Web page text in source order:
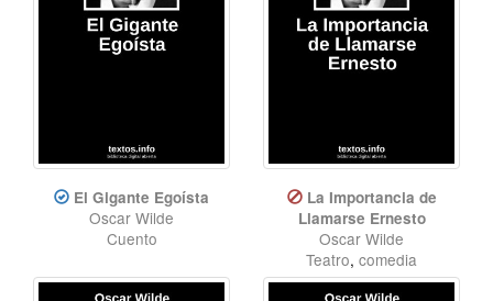
El Gigante Egoísta
Oscar Wilde
Cuento
La Importancia de
Llamarse Ernesto
Oscar Wilde
Teatro, comedia